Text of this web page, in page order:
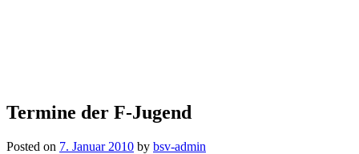
Termine der F-Jugend
Posted on 7. Januar 2010 by bsv-admin